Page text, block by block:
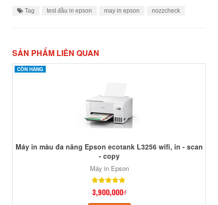
Tag test đầu in epson may in epson nozzcheck
SẢN PHẨM LIÊN QUAN
CÒN HÀNG
CÒN HÀNG
Máy in màu đa năng Epson ecotank L3256 wifi, in - scan
- copy
Máy in Epson
3,900,000₫